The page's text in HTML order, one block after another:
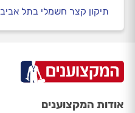
תיקון קצר חשמלי בתל אביב
אודות המקצוענים